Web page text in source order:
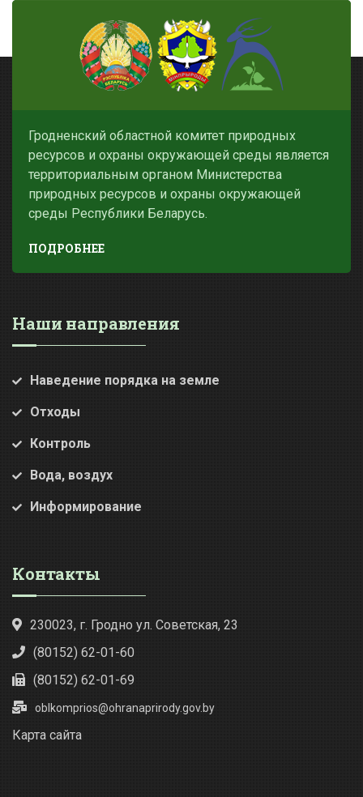
Гродненский областной комитет природных
ресурсов и охраны окружающей среды является
территориальным органом Министерства
природных ресурсов и охраны окружающей
среды Республики Беларусь.
ПОДРОБНЕЕ
Наши направления
Наведение порядка на земле
Отходы
Контроль
Вода, воздух
Информирование
Контакты
230023, г. Гродно ул. Советская, 23
(80152) 62-01-60
(80152) 62-01-69
oblkomprios@ohranaprirody.gov.by
Карта сайта